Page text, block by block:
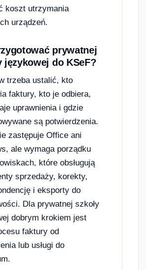
koszt utrzymania
urządzeń.
prywatnej
językowej do KSeF?
trzeba ustalić, kto
faktury, kto je odbiera,
uprawnienia i gdzie
są potwierdzenia.
zastępuje Office ani
ale wymaga porządku
które obsługują
sprzedaży, korekty,
i eksporty do
Dla prywatnej szkoły
dobrym krokiem jest
faktury od
lub usługi do